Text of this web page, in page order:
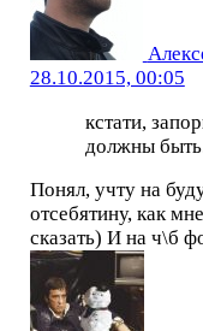
28.10.2015, 00:05
кстати,
должны
Понял, учту на
отсебятину, как
сказать) И на ч\б